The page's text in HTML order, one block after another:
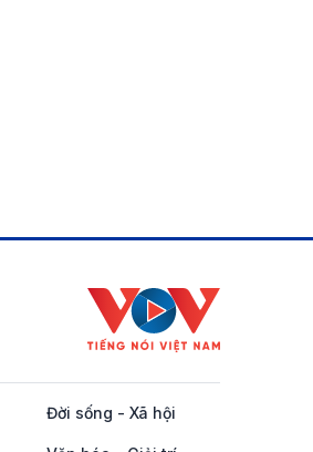
Đời sống - Xã hội